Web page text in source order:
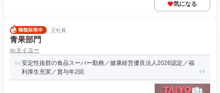
気になる
正社員
青果部門
㈱タイヨー
安定性抜群の食品スーパー勤務／健康経営優良法人2026認定／福
利厚生充実／賞与年2回